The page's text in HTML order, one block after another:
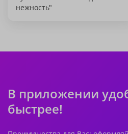
нежность"
В приложении
быстрее!